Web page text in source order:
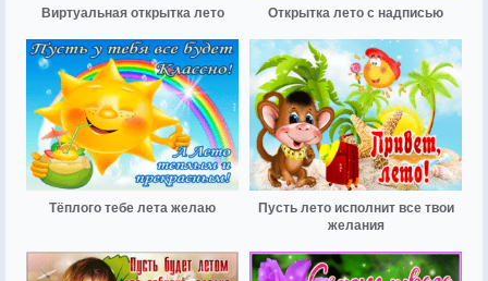
Виртуальная открытка лето Открытка лето с надписью
Тёплого тебе лета желаю
Пусть лето исполнит все твои
желания